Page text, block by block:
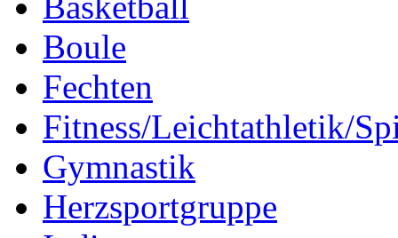
Boule
Fechten
Fitness/Leichtathletik/
Gymnastik
Herzsportgruppe